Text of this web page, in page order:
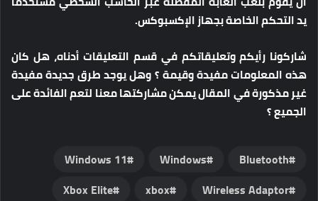
يد التحكم الخاصة بجهاز الإكسبوكس.
شاركونا رأيكم وتعليقاتكم في قسم التعليقات أدناه، هل كان
هذه المعلومات مفيدة وقيمة ؟ وهل يوجد طرق جديدة مفيدة
غير مذكورة في المقال يمكن مشاركتها معنا لتعم الفائدة على
الجميع ؟
Bluetooth
Windows
Windows 11
Wireless Adaptor
xbox
Xbox Elite